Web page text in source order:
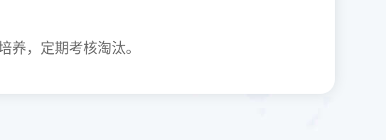
养，定期考核淘汰。